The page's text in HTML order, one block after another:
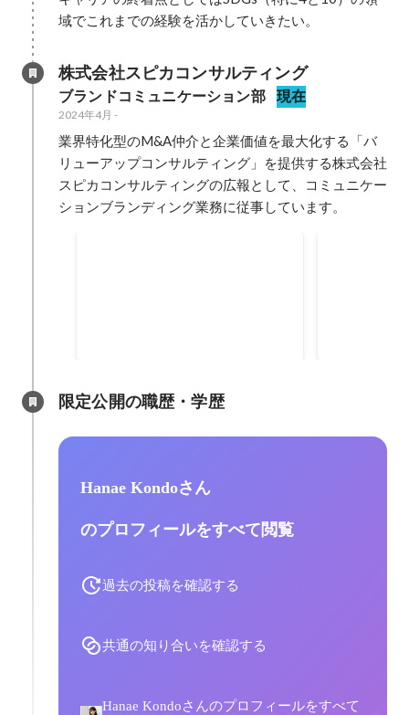
域でこれまでの経験を活かしていきたい。
株式会社スピカコンサルティング
ブランドコミュニケーション部 現在
2024年4月 -
業界特化型のM&A仲介と企業価値を最大化する「バ
リューアップコンサルティング」を提供する株式会社
スピカコンサルティングの広報として、コミュニケー
ションブランディング業務に従事しています。
限定公開の職歴・学歴
Hanae Kondoさん
のプロフィールをすべて閲覧
過去の投稿を確認する
共通の知り合いを確認する
Hanae Kondoさんのプロフィールをすべて